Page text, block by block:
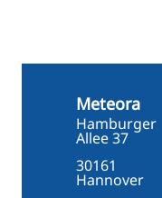
Meteora
Hamburger
Allee 37
30161
Hannover